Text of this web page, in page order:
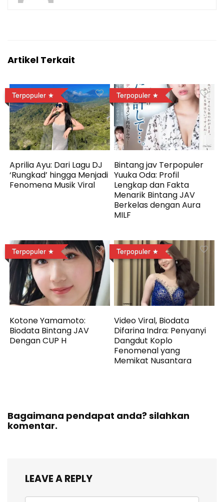
Artikel Terkait
Terpopuler
Aprilia Ayu: Dari Lagu DJ
‘Rungkad’ hingga Menjadi
Fenomena Musik Viral
Terpopuler
Bintang jav Terpopuler
Yuuka Oda: Profil
Lengkap dan Fakta
Menarik Bintang JAV
Berkelas dengan Aura
MILF
Terpopuler
Kotone Yamamoto:
Biodata Bintang JAV
Dengan CUP H
Terpopuler
Video Viral, Biodata
Difarina Indra: Penyanyi
Dangdut Koplo
Fenomenal yang
Memikat Nusantara
Bagaimana pendapat anda? silahkan
komentar.
LEAVE A REPLY